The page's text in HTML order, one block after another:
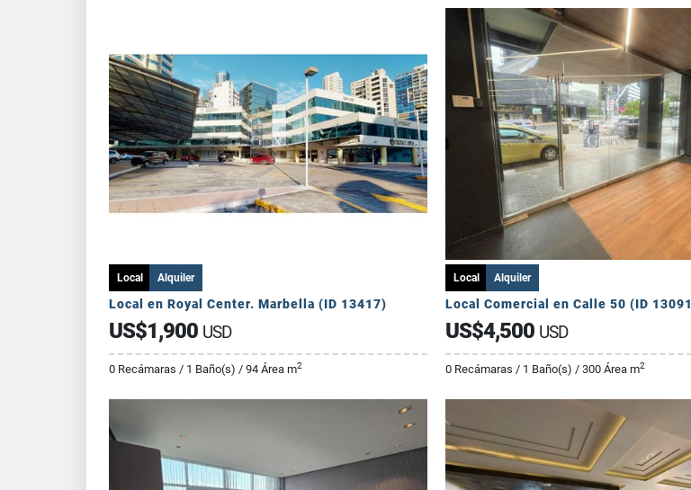
Local Alquiler
Local en Royal Center. Marbella (ID 13417)
US$1,900 USD
0 Recámaras / 1 Baño(s) / 94 Área m2
Local Alquiler
Local Comercial en Calle 50 (ID
US$4,500 USD
0 Recámaras / 1 Baño(s) / 300 Área m2